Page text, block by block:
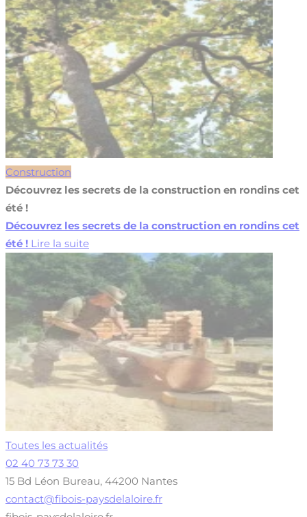
Construction
Découvrez les secrets de la construction en rondins cet
été !
Découvrez les secrets de la construction en rondins cet
été ! Lire la suite
Toutes les actualités
02 40 73 73 30
15 Bd Léon Bureau, 44200 Nantes
contact@fibois-paysdelaloire.fr